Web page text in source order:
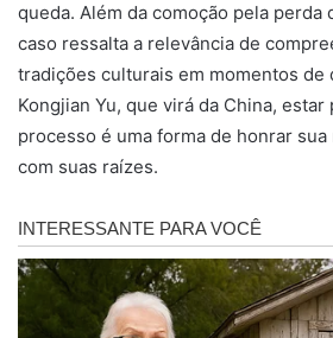
queda. Além da comoção pela perda
caso ressalta a relevância de
tradições culturais em momentos de
Kongjian Yu, que virá da China,
processo é uma forma de honrar
com suas raízes.